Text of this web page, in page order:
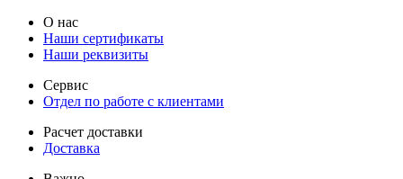
О нас
Наши сертификаты
Наши реквизиты
Сервис
Отдел по работе с клиентами
Расчет доставки
Доставка